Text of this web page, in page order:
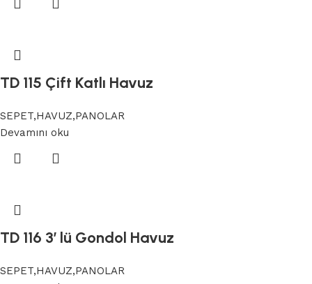
TD 115 Çift Katlı Havuz
SEPET,HAVUZ,PANOLAR
Devamını oku
TD 116 3′ lü Gondol Havuz
SEPET,HAVUZ,PANOLAR